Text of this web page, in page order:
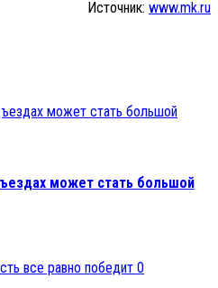
Источник: www.mk.ru
может стать большой
0